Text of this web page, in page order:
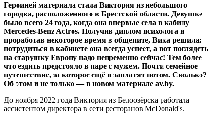
Героиней материала стала Виктория из небольшого
городка, расположенного в Брестской области. Девушке
было всего 24 года, когда она впервые села в кабину
Mercedes-Benz Actros. Получив диплом психолога и
проработав некоторое время в общепите, Вика решила:
потрудиться в кабинете она всегда успеет, а вот поглядеть
на старушку Европу надо непременно сейчас! Тем более
что ездить предстояло в паре с мужем. Почти семейное
путешествие, за которое ещё и заплатят потом. Сколько?
Об этом и не только — в новом материале av.by.
До ноября 2022 года Виктория из Белоозёрска работала
ассистентом директора в сети ресторанов McDonald's.